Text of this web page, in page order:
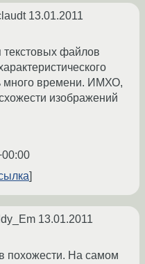
13.01.2011
текстовых файлов
много времени. ИМХО,
изображений
13.01.2011
похожести. На самом